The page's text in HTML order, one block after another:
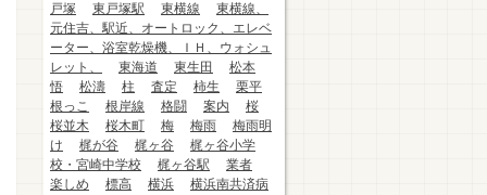
戸塚
東戸塚駅 東横線
東横線、
元住吉、駅近、オートロック、エレベ
ーター、浴室乾燥機、ＩＨ、ウォシュ
レット、
東海道 東生田
松本
悟
松濤 柱 査定 柿生
栗平
根っこ
根岸線 格闘 案内
桜
桜並木
桜木町 梅 梅雨
梅雨明
け
梶が谷 梶ヶ谷
梶ヶ谷小学
校・宮崎中学校
梶ヶ谷駅
業者
楽しめ
標高 横浜
横浜南共済病